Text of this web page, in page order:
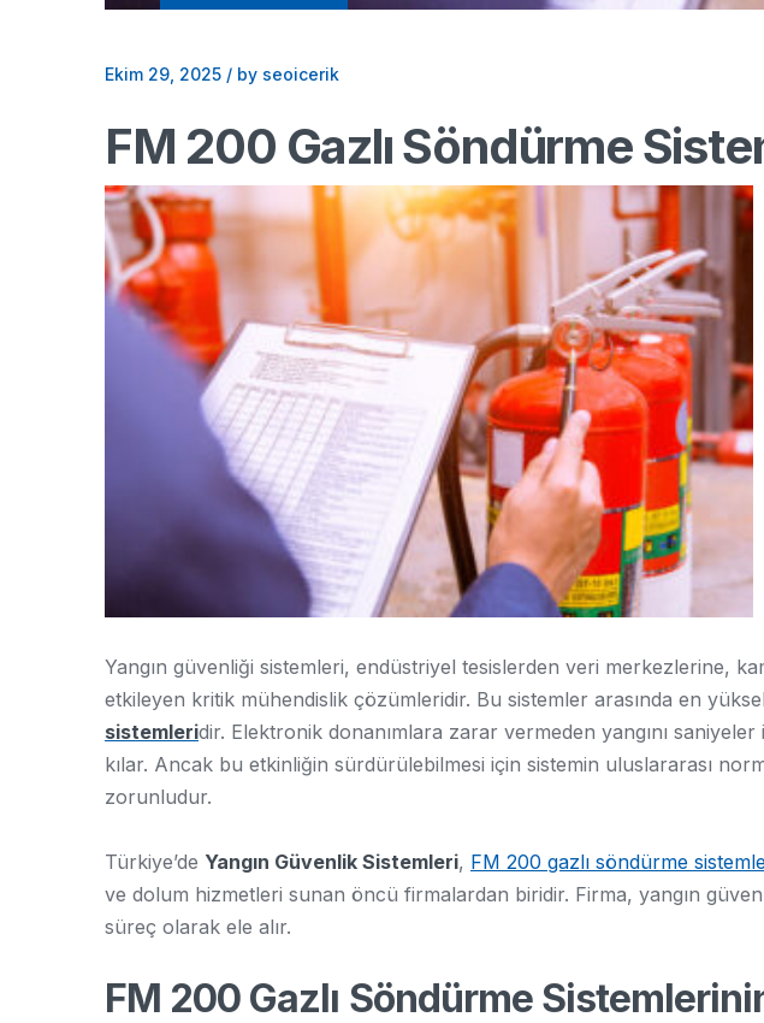
Ekim 29, 2025 / by seoicerik
FM 200 Gazlı Söndürme
Yangın güvenliği sistemleri, endüstriyel tesislerden veri merkezlerine,
etkileyen kritik mühendislik çözümleridir. Bu sistemler arasında en
sistemleridir. Elektronik donanımlara zarar vermeden yangını
kılar. Ancak bu etkinliğin sürdürülebilmesi için sistemin uluslararası
zorunludur.
Türkiye’de Yangın Güvenlik Sistemleri, FM 200 gazlı söndürme
ve dolum hizmetleri sunan öncü firmalardan biridir. Firma, yangın
süreç olarak ele alır.
FM 200 Gazlı Söndürme